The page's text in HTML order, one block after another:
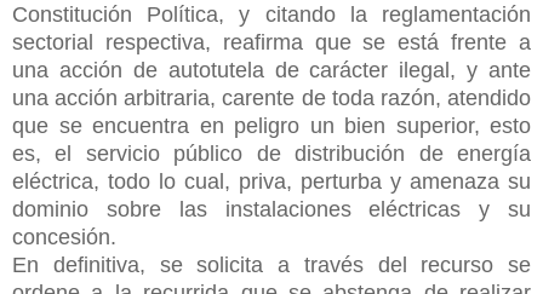
Constitución Política, y citando la reglamentación
sectorial respectiva, reafirma que se está frente a
una acción de autotutela de carácter ilegal, y ante
una acción arbitraria, carente de toda razón, atendido
que se encuentra en peligro un bien superior, esto
es, el servicio público de distribución de energía
eléctrica, todo lo cual, priva, perturba y amenaza su
dominio sobre las instalaciones eléctricas y su
concesión.
En definitiva, se solicita a través del recurso se